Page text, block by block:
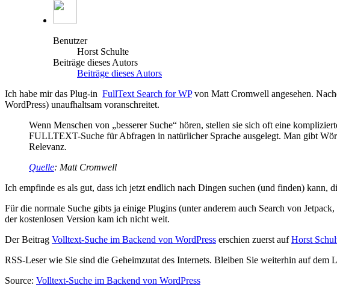
Benutzer
Horst Schulte
Beiträge dieses Autors
Beiträge dieses Autors
Ich habe mir das Plug-in FullText Search for WPvon Matt Cromwell angesehen.
WordPress) unaufhaltsam voranschreitet.
Wenn Menschen von „besserer Suche“ hören, stellen sie sich oft eine
FULLTEXT-Suche für Abfragen in natürlicher Sprache ausgelegt. Man gibt
Relevanz.
Quelle: Matt Cromwell
Ich empfinde es als gut, dass ich jetzt endlich nach Dingen suchen (und finden) kann,
Für die normale Suche gibts ja einige Plugins (unter anderem auch Search von Jetpack,
der kostenlosen Version kam ich nicht weit.
Der Beitrag Volltext-Suche im Backend von WordPress erschien zuerst aufHorst
RSS-Leser wie Sie sind die Geheimzutat des Internets. Bleiben Sie weiterhin auf dem
Source: Volltext-Suche im Backend von WordPress